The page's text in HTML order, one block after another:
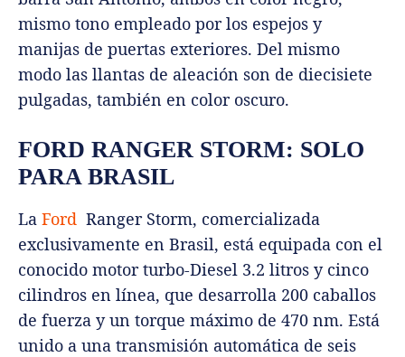
mismo tono empleado por los espejos y
manijas de puertas exteriores. Del mismo
modo las llantas de aleación son de diecisiete
pulgadas, también en color oscuro.
FORD RANGER STORM: SOLO
PARA BRASIL
La Ford Ranger Storm, comercializada
exclusivamente en Brasil, está equipada con el
conocido motor turbo-Diesel 3.2 litros y cinco
cilindros en línea, que desarrolla 200 caballos
de fuerza y un torque máximo de 470 nm. Está
unido a una transmisión automática de seis